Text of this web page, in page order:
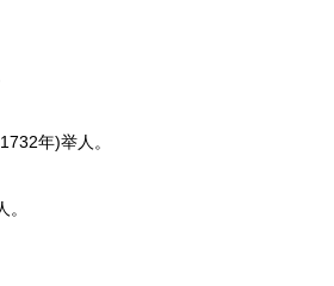
年)举人。